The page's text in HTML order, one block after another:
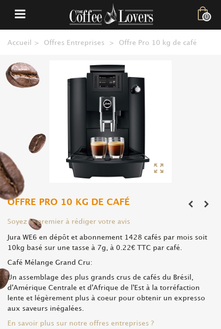
0
Accueil > Offres Entreprises > Offre Pro 10 kg de café
OFFRE PRO 10 KG DE CAFÉ
Soyez le premier à rédiger votre avis
Jura WE6 en dépôt et abonnement 1428 cafés par mois soit
10kg basé sur une tasse à 7g, à 0.22€ TTC par café.
Café Mélange Grand Cru:
Un assemblage des plus grands crus de cafés du Brésil,
d'Amérique Centrale et d'Afrique de l'Est à la torréfaction
lente et légèrement plus à coeur pour obtenir un expresso
aux saveurs inégalées.
En savoir plus sur notre offres entreprises ?